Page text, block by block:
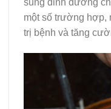
sung dinh dưỡng
một số trường hợp,
trị bệnh và tăng